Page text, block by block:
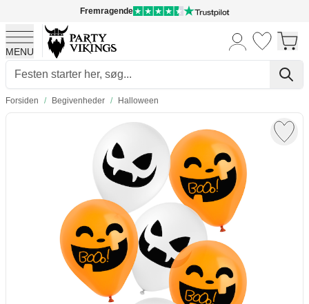
Fremragende
MENU
Skip to Content
Forsiden / Begivenheder / Halloween